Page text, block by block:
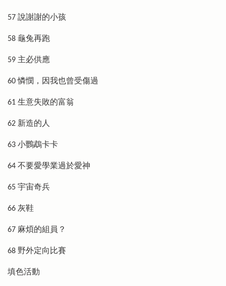
57 說謝謝的小孩
58 龜兔再跑
59 主必供應
60 憐憫，因我也曾受傷過
61 生意失敗的富翁
62 新造的人
63 小鸚鵡卡卡
64 不要愛學業過於愛神
65 宇宙奇兵
66 灰鞋
67 麻煩的組員？
68 野外定向比賽
填色活動